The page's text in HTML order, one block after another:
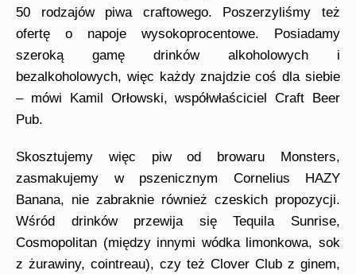
50 rodzajów piwa craftowego. Poszerzyliśmy też
ofertę o napoje wysokoprocentowe. Posiadamy
szeroką gamę drinków alkoholowych i
bezalkoholowych, więc każdy znajdzie coś dla siebie
– mówi Kamil Orłowski, współwłaściciel Craft Beer
Pub.
Skosztujemy więc piw od browaru Monsters,
zasmakujemy w pszenicznym Cornelius HAZY
Banana, nie zabraknie również czeskich propozycji.
Wśród drinków przewija sięTequila Sunrise,
Cosmopolitan (między innymi wódka limonkowa, sok
z żurawiny, cointreau), czy też Clover Club z ginem,